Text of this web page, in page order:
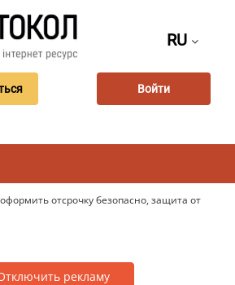
RU
Войти
отсрочку безопасно, защита от
рекламу